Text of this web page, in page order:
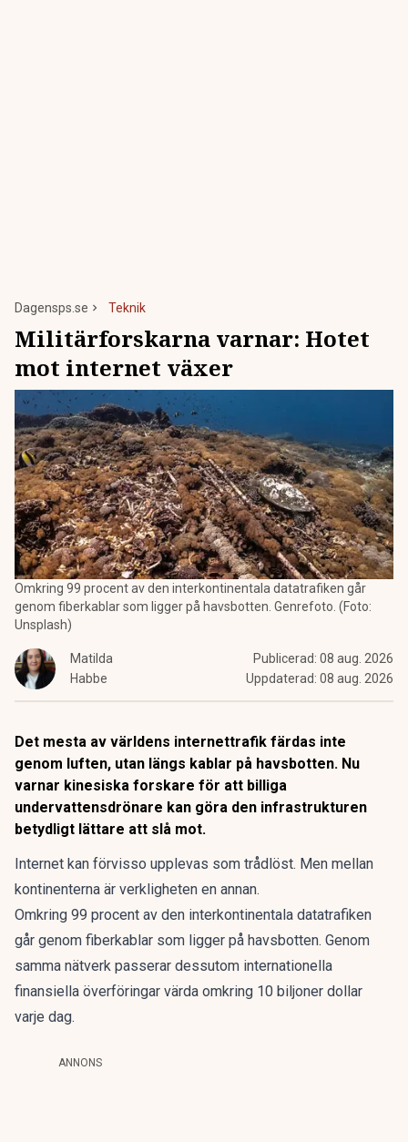
Dagensps.se Teknik
Militärforskarna varnar: Hotet
mot internet växer
Omkring 99 procent av den interkontinentala datatrafiken går
genom fiberkablar som ligger på havsbotten. Genrefoto. (Foto:
Unsplash)
Matilda
Habbe
Publicerad: 08 aug. 2026
Uppdaterad: 08 aug. 2026
Det mesta av världens internettrafik färdas inte
genom luften, utan längs kablar på havsbotten. Nu
varnar kinesiska forskare för att billiga
undervattensdrönare kan göra den infrastrukturen
betydligt lättare att slå mot.
Internet kan förvisso upplevas som trådlöst. Men mellan
kontinenterna är verkligheten en annan.
Omkring 99 procent av den interkontinentala datatrafiken
går genom fiberkablar som ligger på havsbotten. Genom
samma nätverk passerar dessutom internationella
finansiella överföringar värda omkring 10 biljoner dollar
varje dag.
ANNONS